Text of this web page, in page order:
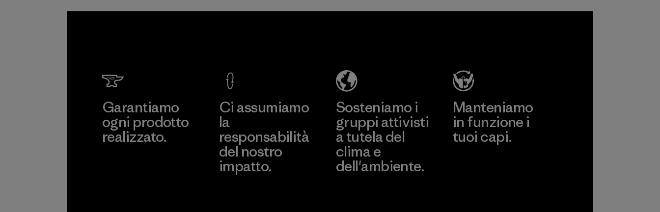
Garantiamo
ogni prodotto
realizzato.
Ci assumiamo
la
responsabilità
del nostro
impatto.
Sosteniamo i
gruppi attivisti
a tutela del
clima e
dell'ambiente.
Manteniamo
in funzione i
tuoi capi.